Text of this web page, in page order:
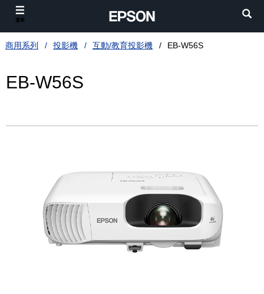
商用系列 投影機 互動/教育投影機 EB-W56S
EB-W56S